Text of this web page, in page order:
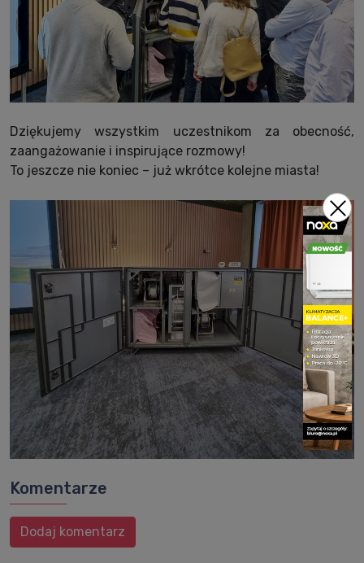
Dziękujemy wszystkim uczestnikom za obecność,
zaangażowanie i inspirujące rozmowy!
To jeszcze nie koniec – już wkrótce kolejne miasta!
Komentarze
Dodaj komentarz